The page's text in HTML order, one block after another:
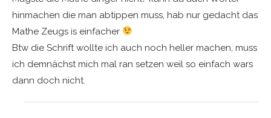
hinmachen die man abtippen muss, hab nur gedacht das
Mathe Zeugs is einfacher
Btw die Schrift wollte ich auch noch heller machen, muss
ich demnächst mich mal ran setzen weil so einfach wars
dann doch nicht.